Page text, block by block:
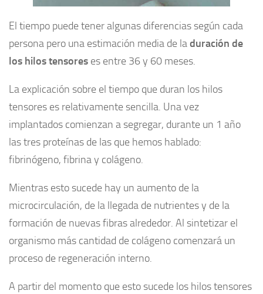
El tiempo puede tener algunas diferencias según cada
persona pero una estimación media de laduración de
los hilos tensores es entre 36 y 60 meses.
La explicación sobre el tiempo que duran los hilos
tensores es relativamente sencilla. Una vez
implantados comienzan a segregar, durante un 1 año
las tres proteínas de las que hemos hablado:
fibrinógeno, fibrina y colágeno.
Mientras esto sucede hay un aumento de la
microcirculación, de la llegada de nutrientes y de la
formación de nuevas fibras alrededor. Al sintetizar el
organismo más cantidad de colágeno comenzará un
proceso de regeneración interno.
A partir del momento que esto sucede los hilos tensores